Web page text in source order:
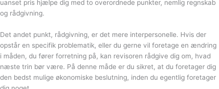
uanset pris hjælpe dig med to overordnede punkter, nemlig regnskab
og rådgivning.
Det andet punkt, rådgivning, er det mere interpersonelle. Hvis der
opstår en specifik problematik, eller du gerne vil foretage en ændring
i måden, du fører forretning på, kan revisoren rådgive dig om, hvad
næste trin bør være. På denne måde er du sikret, at du foretager dig
den bedst mulige økonomiske beslutning, inden du egentlig foretager